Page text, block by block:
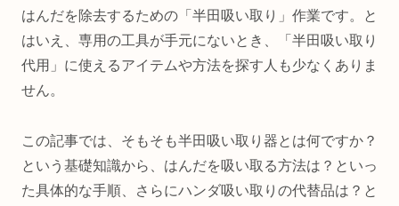
はんだを除去するための「半田吸い取り」作業です。と
はいえ、専用の工具が手元にないとき、「半田吸い取り
代用」に使えるアイテムや方法を探す人も少なくありま
せん。
この記事では、そもそも半田吸い取り器とは何ですか？
という基礎知識から、はんだを吸い取る方法は？といっ
た具体的な手順、さらにハンダ吸い取りの代替品は？と